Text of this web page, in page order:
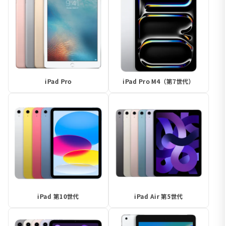
iPad Pro iPad Pro M4（第7世代）
iPad 第10世代 iPad Air 第5世代